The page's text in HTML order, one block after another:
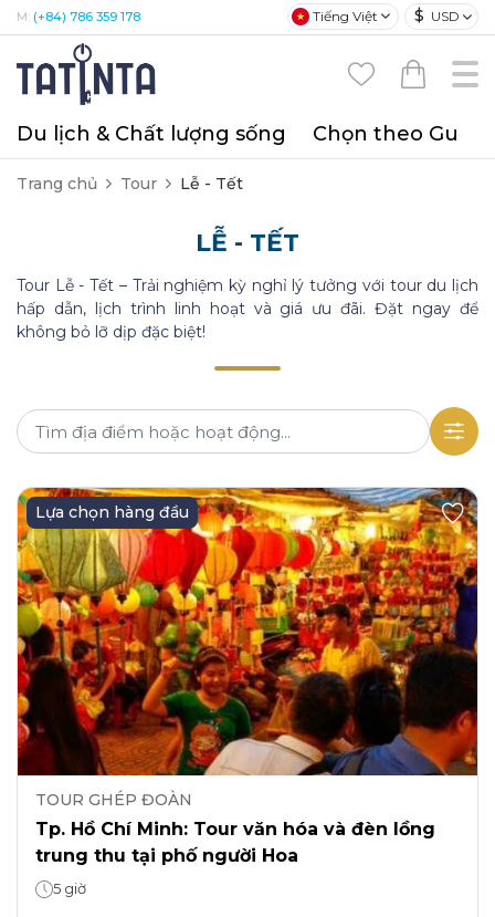
M: (+84) 786 359 178 Tiếng Việt $ USD
Du lịch & Chất lượng sống Chọn theo Gu
Trang chủ Tour Lễ - Tết
LỄ - TẾT
Tour Lễ - Tết – Trải nghiệm kỳ nghỉ lý tưởng với tour du lịch
hấp dẫn, lịch trình linh hoạt và giá ưu đãi. Đặt ngay để
không bỏ lỡ dịp đặc biệt!
Lựa chọn hàng đầu
TOUR GHÉP ĐOÀN
Tp. Hồ Chí Minh: Tour văn hóa và đèn lồng
trung thu tại phố người Hoa
5 giờ